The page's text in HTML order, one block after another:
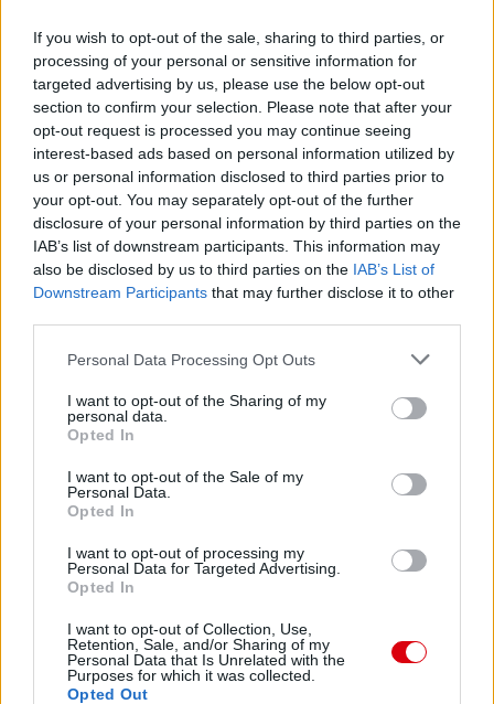
If you wish to opt-out of the sale, sharing to third parties, or
processing of your personal or sensitive information for
targeted advertising by us, please use the below opt-out
section to confirm your selection. Please note that after your
opt-out request is processed you may continue seeing
interest-based ads based on personal information utilized by
us or personal information disclosed to third parties prior to
your opt-out. You may separately opt-out of the further
disclosure of your personal information by third parties on the
IAB’s list of downstream participants. This information may
also be disclosed by us to third parties on the IAB’s List of
Downstream Participants that may further disclose it to other
Please note that this website/app uses one or more Google
not limited to your visit or usage behaviour. You may click to
grant or deny consent to Google and its third-party tags to
use your data for below specified purposes in below Google
consent section.
Personal Data Processing Opt Outs
I want to opt-out of the Sharing of my
personal data.
Opted In
I want to opt-out of the Sale of my
Personal Data.
Opted In
I want to opt-out of processing my
Personal Data for Targeted Advertising.
Opted In
I want to opt-out of Collection, Use,
Retention, Sale, and/or Sharing of my
Personal Data that Is Unrelated with the
Purposes for which it was collected.
Opted Out
Meccs Center
Felkészülési szezon 4. mérkőzés
Nya Ullevi, Göteborg
0 nap 10 óra 18 perc 43 másodperc
Leeds Unitedvs Manchester United2026-08-12 20:30
ELŐZŐ MÉRKŐZÉSEK